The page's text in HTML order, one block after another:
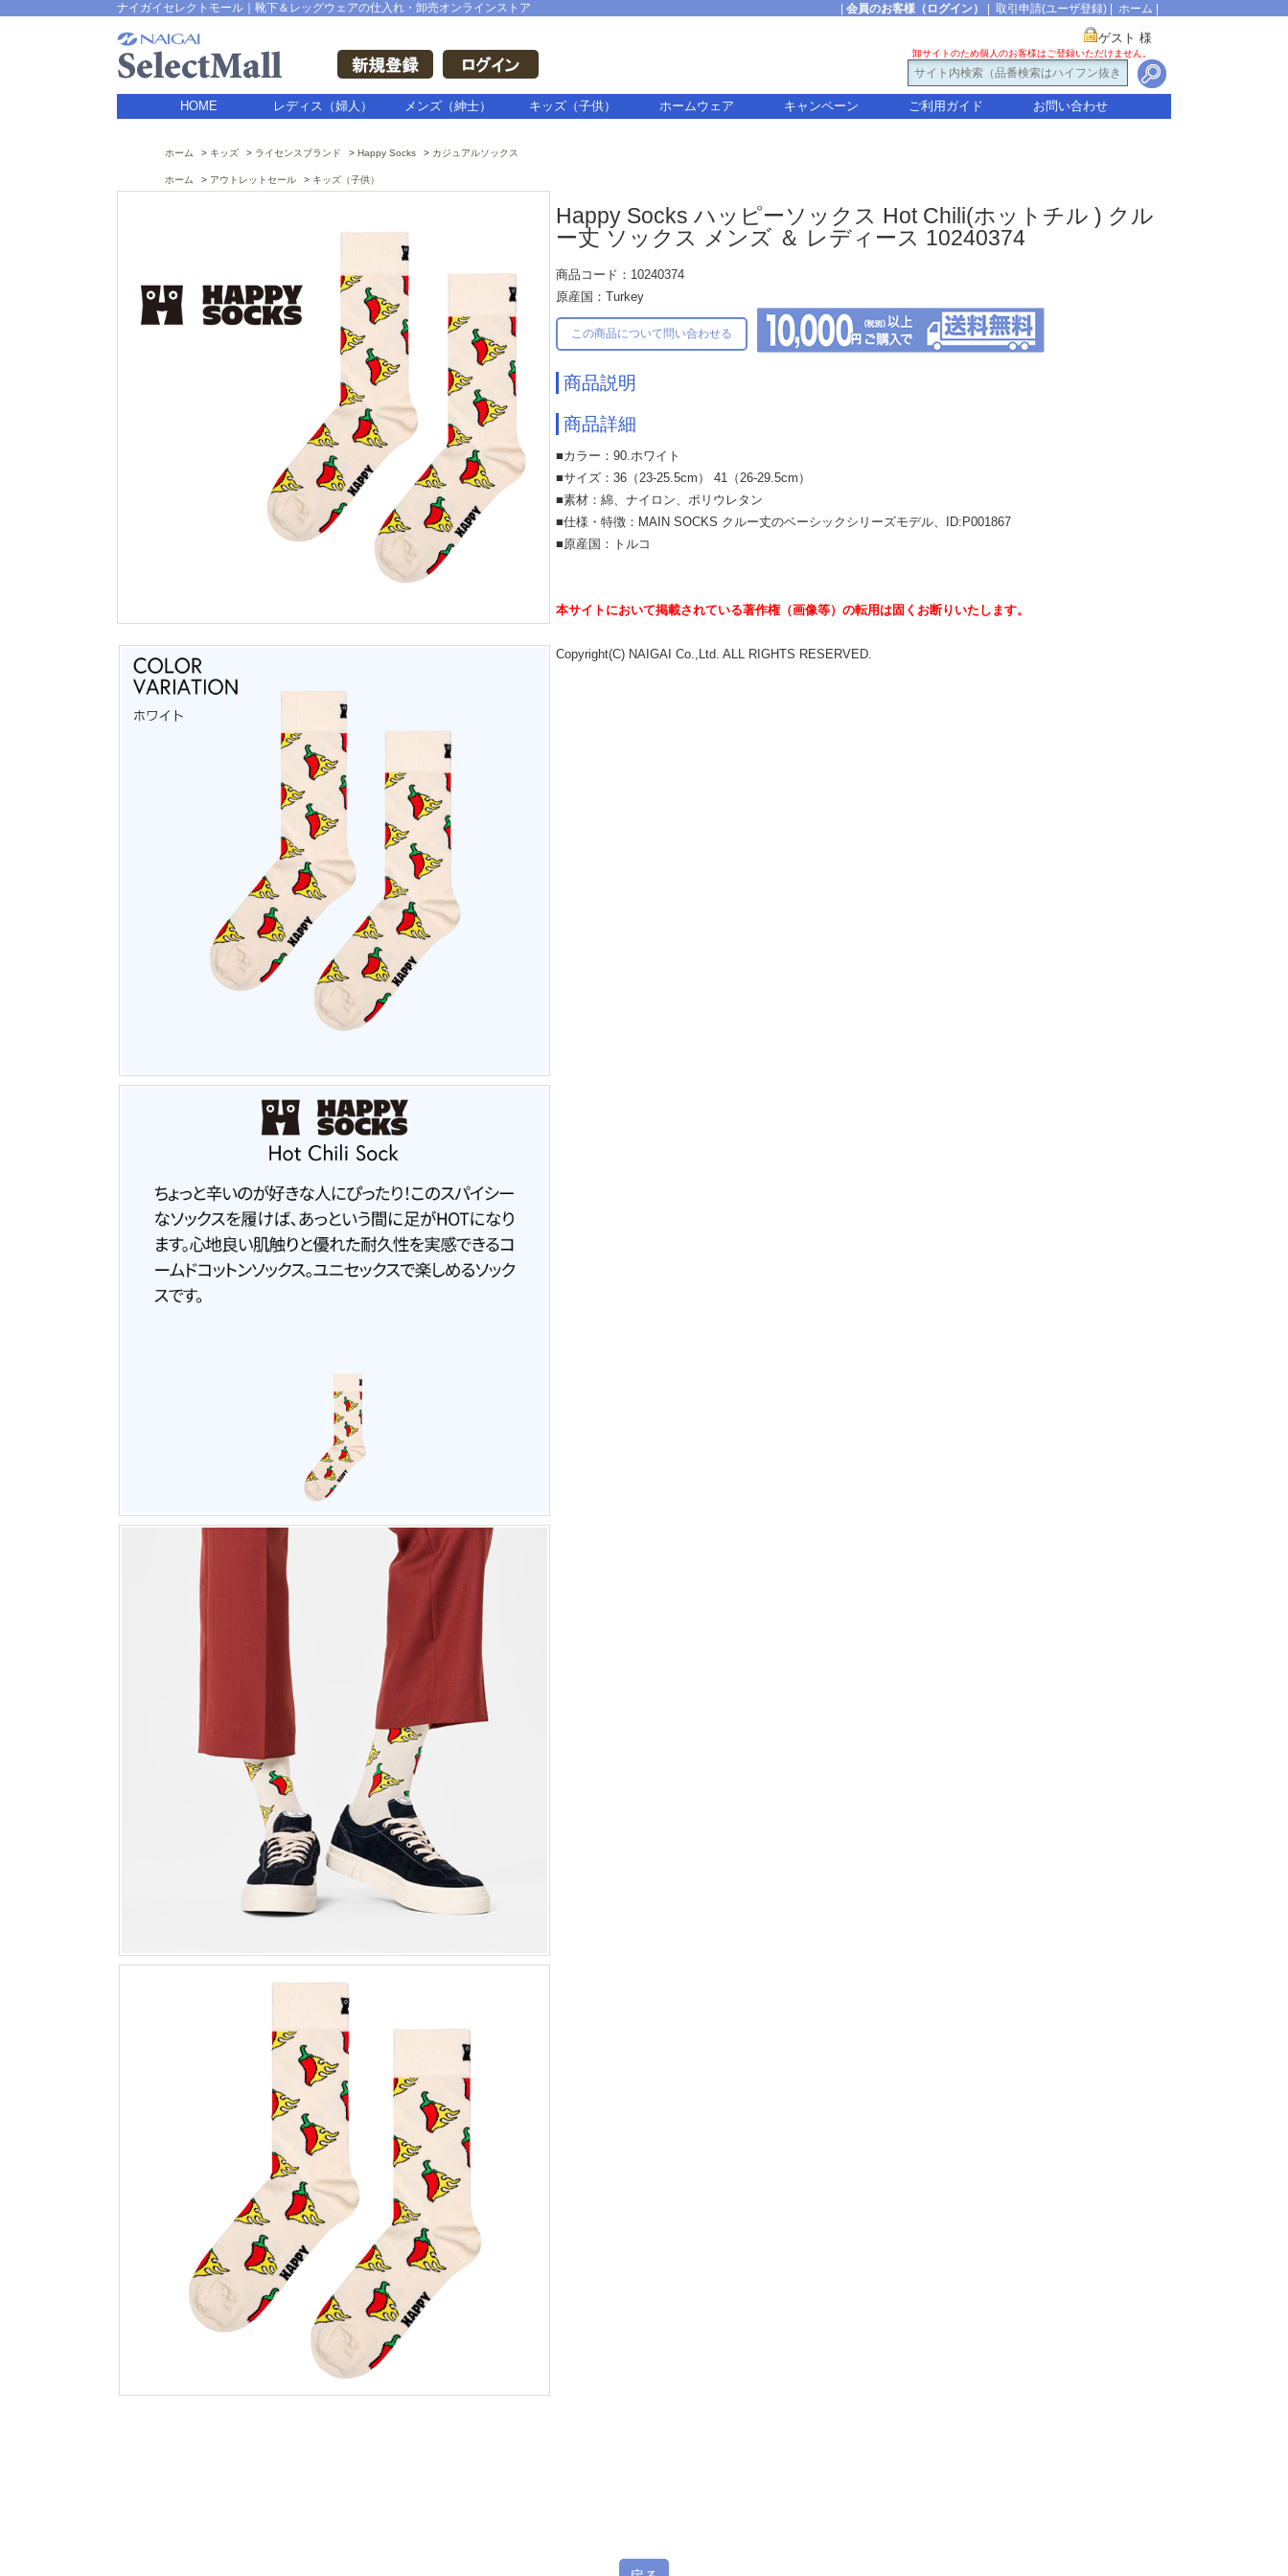
ナイガイセレクトモール｜靴下＆レッグウェアの仕入れ・卸売オンラインストア 会員のお客様（ログイン） 取引申請(ユーザ登録) ホーム
ゲスト 様
卸サイトのため個人のお客様はご登録いただけません。
HOME レディス（婦人） メンズ（紳士） キッズ（子供） ホームウェア キャンペーン ご利用ガイド お問い合わせ
ホーム キッズ ライセンスブランド Happy Socks カジュアルソックス
ホーム アウトレットセール キッズ（子供）
Happy Socks ハッピーソックス Hot Chili(ホットチル ) クル
ー丈 ソックス メンズ ＆ レディース 10240374
商品コード：10240374
原産国：Turkey
この商品について問い合わせる
商品説明
商品詳細
■カラー：90.ホワイト
■サイズ：36（23-25.5cm） 41（26-29.5cm）
■素材：綿、ナイロン、ポリウレタン
■仕様・特徴：MAIN SOCKS クルー丈のベーシックシリーズモデル、ID:P001867
■原産国：トルコ
本サイトにおいて掲載されている著作権（画像等）の転用は固くお断りいたします。
Copyright(C) NAIGAI Co.,Ltd. ALL RIGHTS RESERVED.